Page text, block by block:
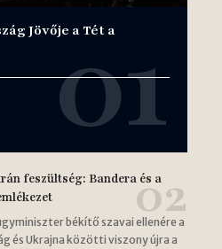
Jövője a Tét a
feszültség: Bandera és a
békítő szavai ellenére a
és Ukrajna közötti viszony újra a